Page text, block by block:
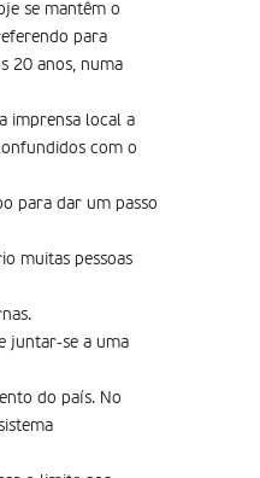
se mantêm o
para
20 anos, numa
imprensa local a
com o
para dar um passo
muitas pessoas
juntar-se a uma
do país. No